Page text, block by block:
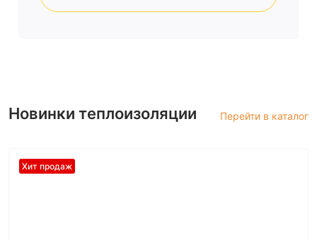
Новинки теплоизоляции Перейти в каталог
Хит продаж